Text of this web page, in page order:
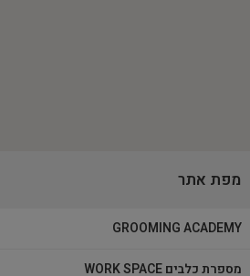
מפת אתר
GROOMING ACADEMY
מספרת כלבים WORK SPACE